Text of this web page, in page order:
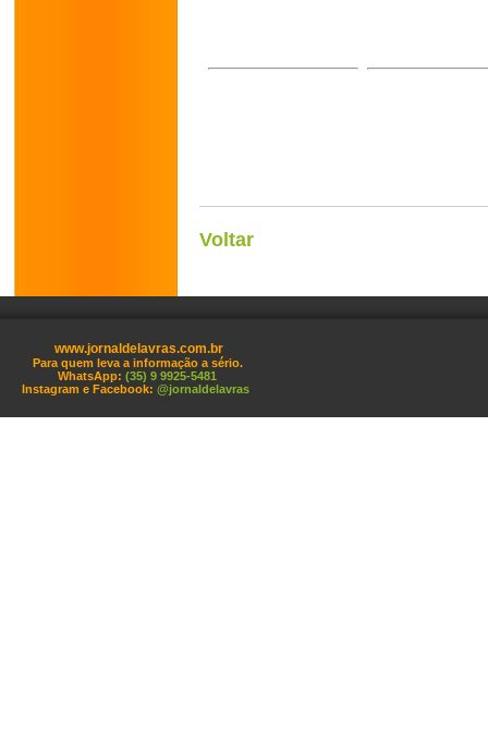
Voltar
www.jornaldelavras.com.br
Para quem leva a informação a sério.
WhatsApp: (35) 9 9925-5481
Instagram e Facebook: @jornaldelavras